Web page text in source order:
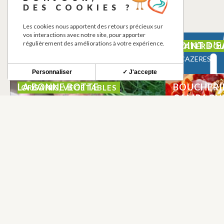
LIBRARY - MEDIA LIBRARY,
MEDIATHEQUE WATER
POINT
CAZERES
ORGANIC, VEGETABLES
LA BONNE BOTTE
DES COOKIES ?
Les cookies nous apportent des retours précieux sur
vos interactions avec notre site, pour apporter
régulièrement des améliorations à votre expérience.
✓ J'accepte
Personnaliser